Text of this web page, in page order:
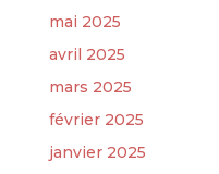
mai 2025
avril 2025
mars 2025
février 2025
janvier 2025